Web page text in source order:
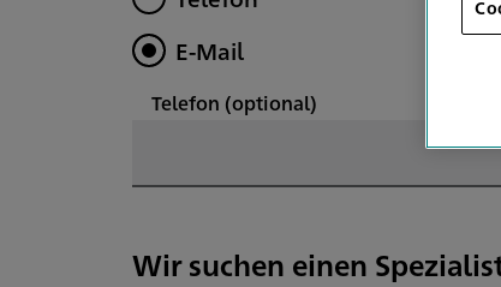
E-Mail
Telefon (optional)
Wir suchen einen